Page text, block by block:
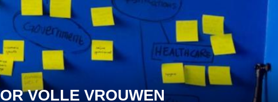
VOLLE VROUWEN